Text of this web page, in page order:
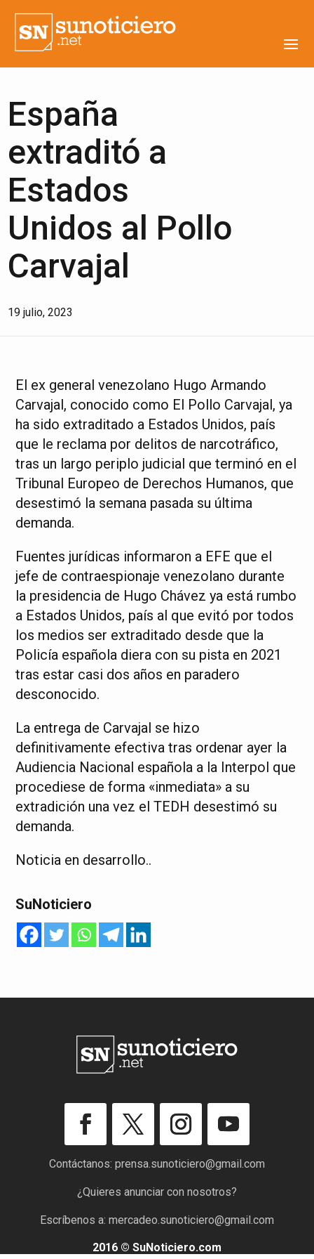
España
extraditó a
Estados
Unidos al Pollo
Carvajal
19 julio, 2023
El ex general venezolano Hugo Armando
Carvajal, conocido como El Pollo Carvajal, ya
ha sido extraditado a Estados Unidos, país
que le reclama por delitos de narcotráfico,
tras un largo periplo judicial que terminó en el
Tribunal Europeo de Derechos Humanos, que
desestimó la semana pasada su última
demanda.
Fuentes jurídicas informaron a EFE que el
jefe de contraespionaje venezolano durante
la presidencia de Hugo Chávez ya está rumbo
a Estados Unidos, país al que evitó por todos
los medios ser extraditado desde que la
Policía española diera con su pista en 2021
tras estar casi dos años en paradero
desconocido.
La entrega de Carvajal se hizo
definitivamente efectiva tras ordenar ayer la
Audiencia Nacional española a la Interpol que
procediese de forma «inmediata» a su
extradición una vez el TEDH desestimó su
demanda.
Noticia en desarrollo..
SuNoticiero
Contáctanos: prensa.sunoticiero@gmail.com
¿Quieres anunciar con nosotros?
Escríbenos a: mercadeo.sunoticiero@gmail.com
2016 © SuNoticiero.com